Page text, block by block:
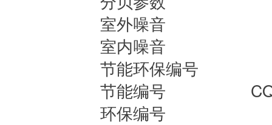
室外噪音
室内噪音
节能环保编号
节能编号
环保编号